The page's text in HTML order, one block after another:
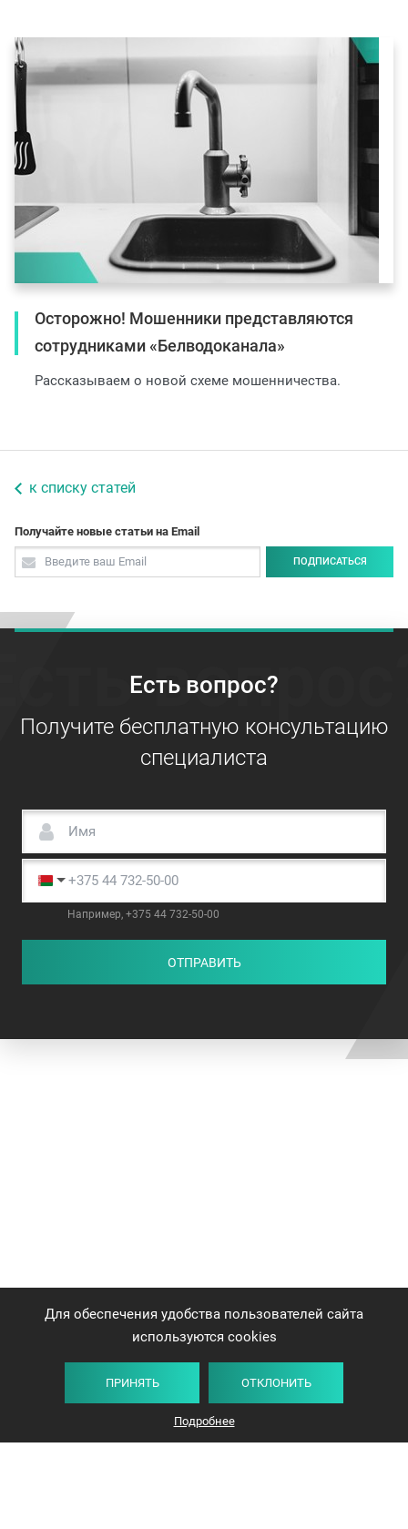
Осторожно! Мошенники представляются
сотрудниками «Белводоканала»
Рассказываем о новой схеме мошенничества.
к списку статей
Получайте новые статьи на Email
ПОДПИСАТЬСЯ
Есть вопрос?
Получите бесплатную консультацию
специалиста
Например, +375 44 732-50-00
ОТПРАВИТЬ
Для обеспечения удобства пользователей сайта
используются cookies
ПРИНЯТЬ ОТКЛОНИТЬ
Подробнее